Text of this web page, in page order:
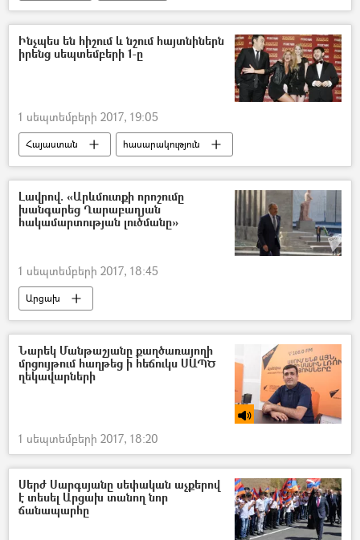
Ինչպես են հիշում և նշում հայտնիներն
իրենց սեպտեմբերի 1-ը
1 սեպտեմբերի 2017, 19:05
Հայաստան հասարակություն
Լավրով. «Արևմուտքի որոշումը
խանգարեց Ղարաբաղյան
հակամարտության լուծմանը»
1 սեպտեմբերի 2017, 18:45
Արցախ
Նարեկ Մանթաշյանը քաղծառայողի
մրցույթում հաղթեց ի հեճուկս ՍԱՊԾ
ղեկավարների
1 սեպտեմբերի 2017, 18:20
Սերժ Սարգսյանը սեփական աչքերով
է տեսել Արցախ տանող նոր
ճանապարհը